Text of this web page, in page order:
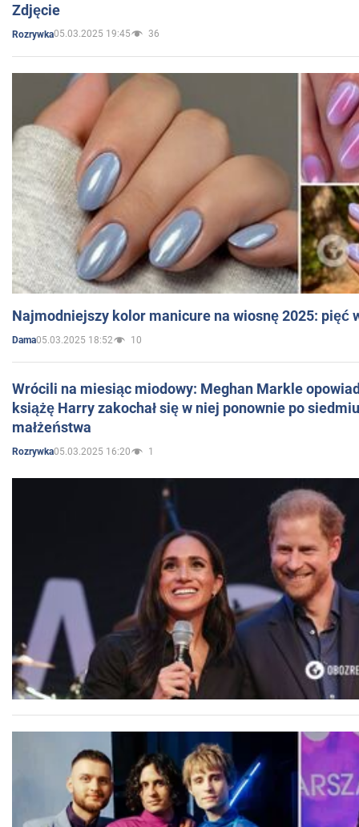
Zdjęcie
Rozrywka05.03.2025 19:45 36
Najmodniejszy kolor manicure na wiosnę 2025: pięć
Dama05.03.2025 18:52 10
Wrócili na miesiąc miodowy: Meghan Markle
książę Harry zakochał się w niej ponownie po
małżeństwa
Rozrywka05.03.2025 16:20 1